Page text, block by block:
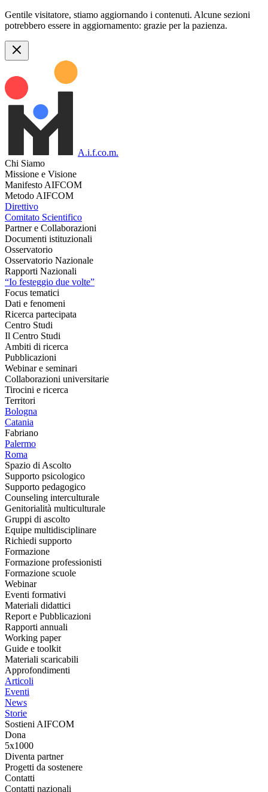
Gentile visitatore, stiamo aggiornando i contenuti. Alcune sezioni
potrebbero essere in aggiornamento: grazie per la pazienza.
A.i.f.co.m.
Chi Siamo
Missione e Visione
Manifesto AIFCOM
Metodo AIFCOM
Direttivo
Comitato Scientifico
Partner e Collaborazioni
Documenti istituzionali
Osservatorio
Osservatorio Nazionale
Rapporti Nazionali
“Io festeggio due volte”
Focus tematici
Dati e fenomeni
Ricerca partecipata
Centro Studi
Il Centro Studi
Ambiti di ricerca
Pubblicazioni
Webinar e seminari
Collaborazioni universitarie
Tirocini e ricerca
Territori
Bologna
Catania
Fabriano
Palermo
Roma
Spazio di Ascolto
Supporto psicologico
Supporto pedagogico
Counseling interculturale
Genitorialità multiculturale
Gruppi di ascolto
Equipe multidisciplinare
Richiedi supporto
Formazione
Formazione professionisti
Formazione scuole
Webinar
Eventi formativi
Materiali didattici
Report e Pubblicazioni
Rapporti annuali
Working paper
Guide e toolkit
Materiali scaricabili
Approfondimenti
Articoli
Eventi
News
Storie
Sostieni AIFCOM
Dona
5x1000
Diventa partner
Progetti da sostenere
Contatti
Contatti nazionali